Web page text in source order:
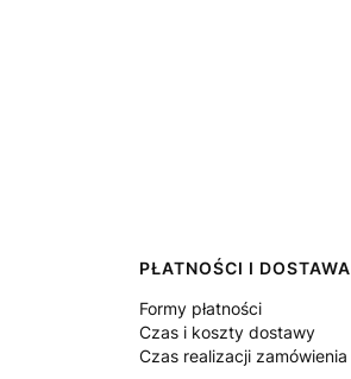
PŁATNOŚCI I DOSTAWA
Formy płatności
Czas i koszty dostawy
Czas realizacji zamówienia